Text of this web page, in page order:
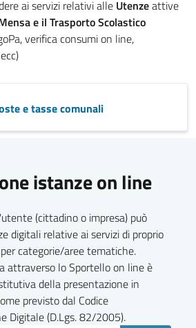
ai servizi relativi alle Utenzeattive
e il Trasporto Scolastico
verifica consumi on line,
e tasse comunali
istanze on line
(cittadino o impresa) può
digitali relative ai servizi di proprio
categorie/aree tematiche.
attraverso lo Sportello on line è
della presentazione in
previsto dal Codice
Digitale (D.Lgs. 82/2005).